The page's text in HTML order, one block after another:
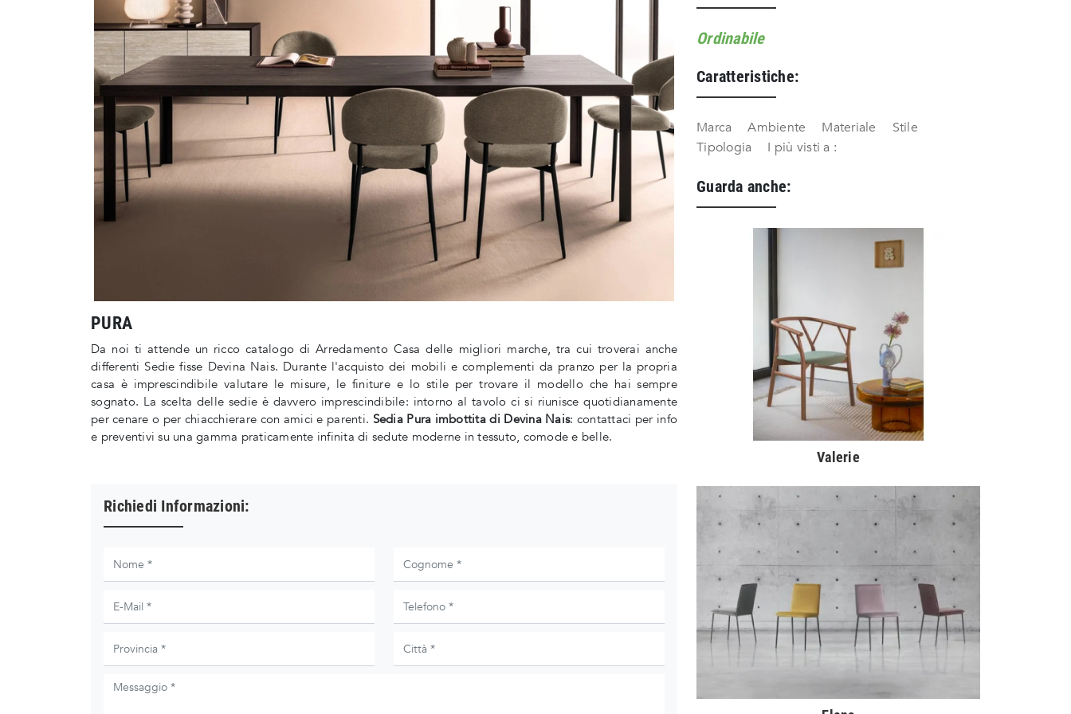
PURA
Da noi ti attende un ricco catalogo di Arredamento Casa delle migliori marche, tra cui troverai anche
differenti Sedie fisse Devina Nais. Durante l'acquisto dei mobili e complementi da pranzo per la propria
casa è imprescindibile valutare le misure, le finiture e lo stile per trovare il modello che hai sempre
sognato. La scelta delle sedie è davvero imprescindibile: intorno al tavolo ci si riunisce quotidianamente
per cenare o per chiacchierare con amici e parenti. Sedia Pura imbottita di Devina Nais: contattaci per info
e preventivi su una gamma praticamente infinita di sedute moderne in tessuto, comode e belle.
Richiedi Informazioni:
Ordinabile
Caratteristiche:
Marca Ambiente Materiale
Stile
Tipologia
I più visti a :
Guarda anche:
Valerie